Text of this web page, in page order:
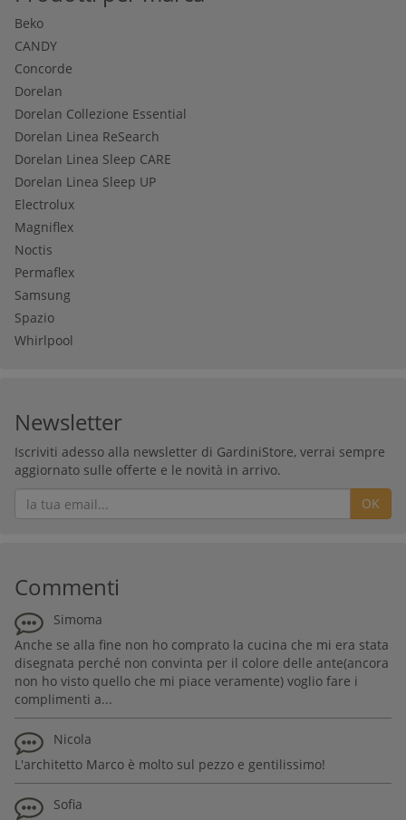
Beko
CANDY
Concorde
Dorelan
Dorelan Collezione Essential
Dorelan Linea ReSearch
Dorelan Linea Sleep CARE
Dorelan Linea Sleep UP
Electrolux
Magniflex
Noctis
Permaflex
Samsung
Spazio
Whirlpool
Newsletter
Iscriviti adesso alla newsletter di GardiniStore, verrai sempre
aggiornato sulle offerte e le novità in arrivo.
OK
Commenti
Simoma
Anche se alla fine non ho comprato la cucina che mi era stata
disegnata perché non convinta per il colore delle ante(ancora
non ho visto quello che mi piace veramente) voglio fare i
complimenti a...
Nicola
L'architetto Marco è molto sul pezzo e gentilissimo!
Sofia